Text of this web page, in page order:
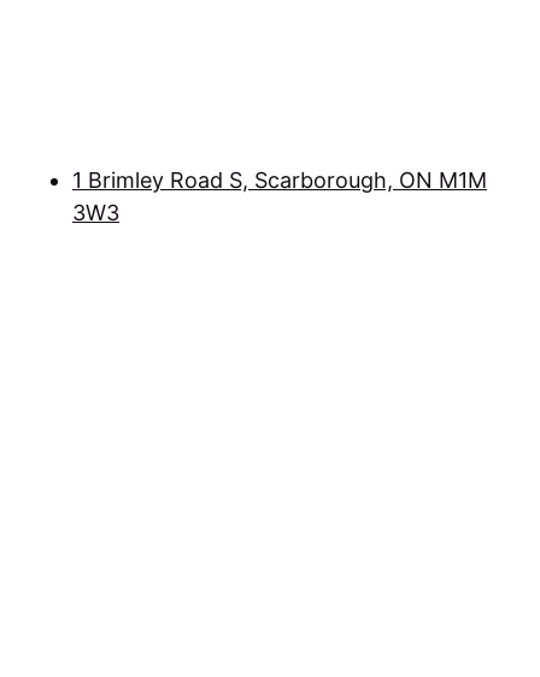
1 Brimley Road S, Scarborough, ON M1M
3W3